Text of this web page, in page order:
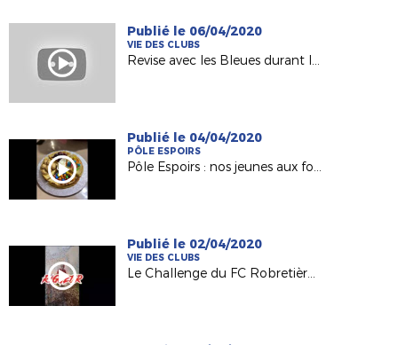
Publié le 06/04/2020
VIE DES CLUBS
Revise avec les Bleues durant le confinement
Publié le 04/04/2020
PÔLE ESPOIRS
Pôle Espoirs : nos jeunes aux fourneaux pendant le confinement !
Publié le 02/04/2020
VIE DES CLUBS
Le Challenge du FC Robretières La Roche !